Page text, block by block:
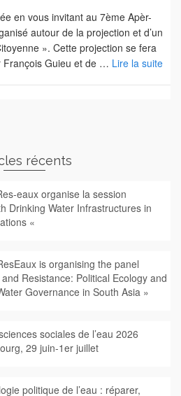
en vous invitant au 7ème Apèr-
autour de la projection et d’un
». Cette projection se fera
François Guieu et de … Lire la suite
récents
eaux organise la session
Drinking Water Infrastructures in
«
is organising the panel
Resistance: Political Ecology and
Governance in South Asia »
sociales de l’eau 2026
29 juin-1er juillet
politique de l’eau : réparer,